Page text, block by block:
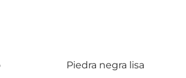
Piedra negra lisa